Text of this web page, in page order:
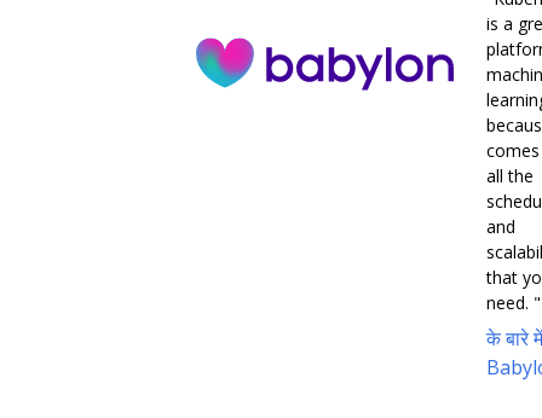
is a
all the
and
that
need. "
के बारे